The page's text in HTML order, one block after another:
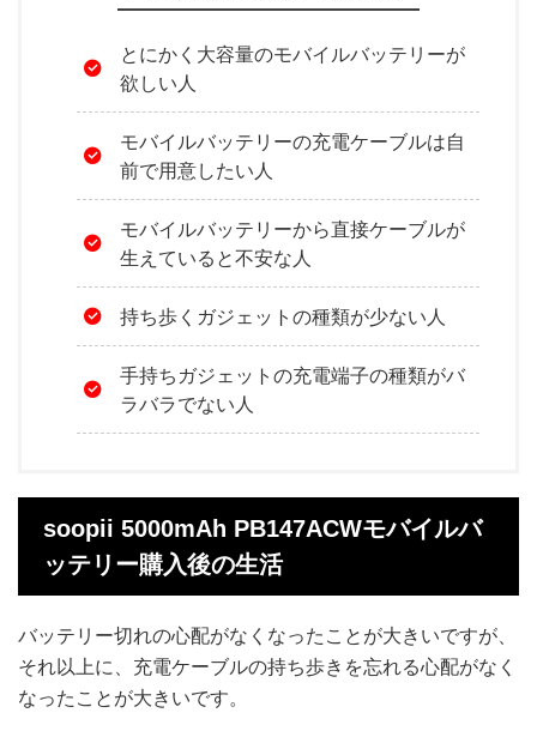
とにかく大容量のモバイルバッテリーが
欲しい人
モバイルバッテリーの充電ケーブルは自
前で用意したい人
モバイルバッテリーから直接ケーブルが
生えていると不安な人
持ち歩くガジェットの種類が少ない人
手持ちガジェットの充電端子の種類がバ
ラバラでない人
soopii 5000mAh PB147ACWモバイルバ
ッテリー購入後の生活
バッテリー切れの心配がなくなったことが大きいですが、
それ以上に、充電ケーブルの持ち歩きを忘れる心配がなく
なったことが大きいです。